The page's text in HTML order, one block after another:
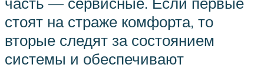
стоят на страже комфорта, то
вторые следят за состоянием
системы и обеспечивают